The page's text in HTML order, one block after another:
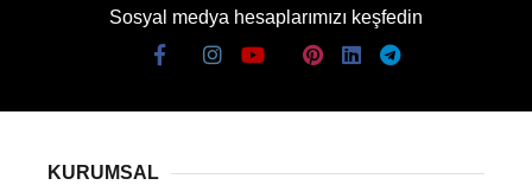
Sosyal medya hesaplarımızı keşfedin
KURUMSAL